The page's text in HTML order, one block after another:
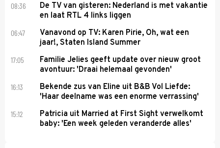
08:36
De TV van gisteren: Nederland is met vakantie
en laat RTL 4 links liggen
06:47
Vanavond op TV: Karen Pirie, Oh, wat een
jaar!, Staten Island Summer
17:05
Familie Jelies geeft update over nieuw groot
avontuur: 'Draai helemaal gevonden'
16:13
Bekende zus van Eline uit B&B Vol Liefde:
'Haar deelname was een enorme verrassing'
15:12
Patricia uit Married at First Sight verwelkomt
baby: 'Een week geleden veranderde alles'